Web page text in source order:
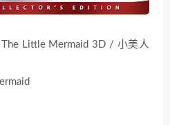
Mermaid 3D / 小美人